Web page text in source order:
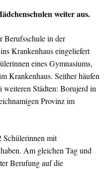
weiter aus.
Berufsschule in der
Krankenhaus eingeliefert
eines Gymnasiums,
Krankenhaus. Seither häufen
weiteren Städten: Borujerd in
Provinz im
Schülerinnen mit
Am gleichen Tag und
Berufung auf die